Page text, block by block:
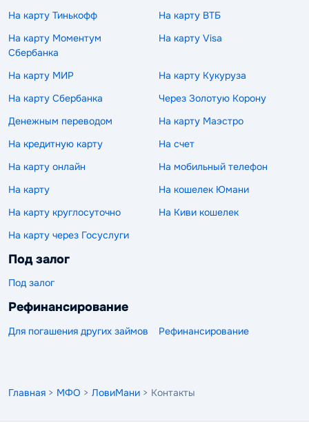
На карту Тинькофф
На карту ВТБ
На карту Моментум
Сбербанка
На карту Visa
На карту МИР
На карту Кукуруза
На карту Сбербанка
Через Золотую Корону
Денежным переводом
На карту Маэстро
На кредитную карту
На счет
На карту онлайн
На мобильный телефон
На карту
На кошелек Юмани
На карту круглосуточно
На Киви кошелек
На карту через Госуслуги
Под залог
Под залог
Рефинансирование
Для погашения других займов Рефинансирование
Главная > МФО > ЛовиМани > Контакты